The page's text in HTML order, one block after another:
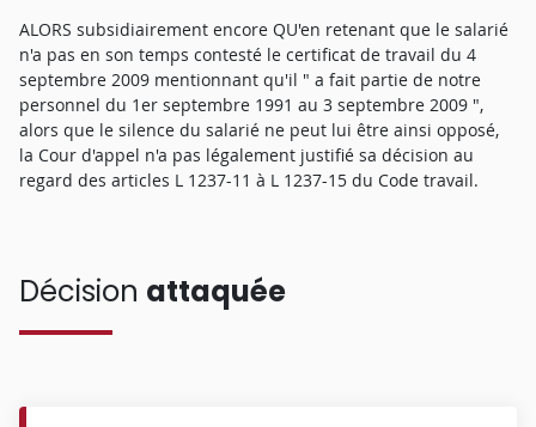
ALORS subsidiairement encore QU'en retenant que le salarié
n'a pas en son temps contesté le certificat de travail du 4
septembre 2009 mentionnant qu'il " a fait partie de notre
personnel du 1er septembre 1991 au 3 septembre 2009 ",
alors que le silence du salarié ne peut lui être ainsi opposé,
la Cour d'appel n'a pas légalement justifié sa décision au
regard des articles L 1237-11 à L 1237-15 du Code travail.
Décision attaquée